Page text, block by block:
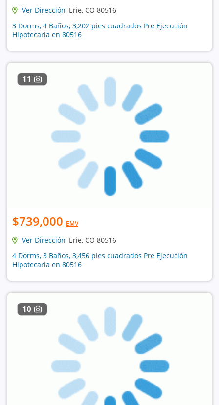
Ver Dirección, Erie, CO 80516
3 Dorms, 4 Baños, 3,202 pies cuadrados Pre Ejecución
Hipotecaria en 80516
11
$739,000 EMV
Ver Dirección, Erie, CO 80516
4 Dorms, 3 Baños, 3,456 pies cuadrados Pre Ejecución
Hipotecaria en 80516
10